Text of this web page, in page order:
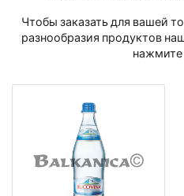
Чтобы заказать для вашей
разнообразия продуктов
нажмите